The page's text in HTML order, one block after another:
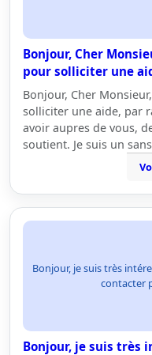
Bonjour, Cher
pour solliciter une
Bonjour, Cher
solliciter une aide, par
avoir aupres de vous,
soutient. Je suis un
Bonjour, je suis très
contacter
Bonjour, je suis très